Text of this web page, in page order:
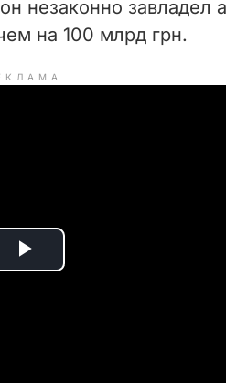
незаконно завладел
на 100 млрд грн.
P